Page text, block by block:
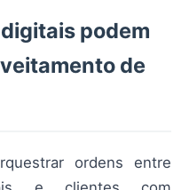
podem
de
ordens entre